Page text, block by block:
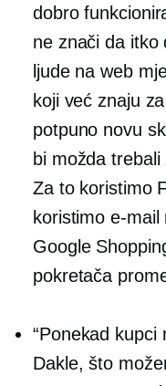
dobro
ne znači da itko
ljude na web
koji već znaju
potpuno novu
bi možda
Za to koristimo
koristimo e-
Google
pokretača
“Ponekad kupci
Dakle, što